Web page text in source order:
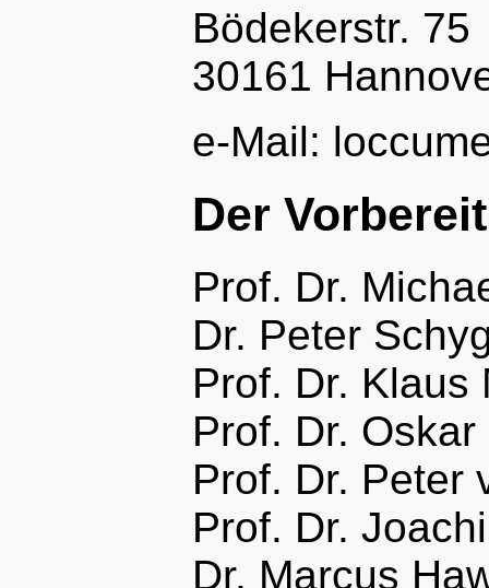
Bödekerstr. 75
30161
e-Mail:
Der
Prof. Dr.
Dr. Peter
Prof. Dr. Klaus
Prof. Dr. Oskar
Prof. Dr. Peter
Prof. Dr.
Dr. Marcus